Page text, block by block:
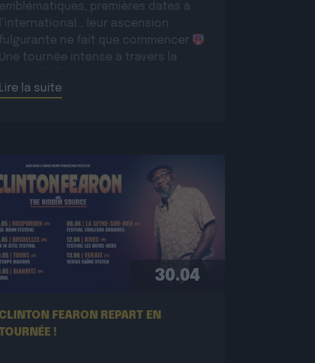
emblématiques, premières dates à
l’international… leur ascension
fulgurante ne fait que commencer
Une tournée intense à travers la
conquérir un […]
Lire la suite
30.04
CLINTON FEARON REPART EN
!